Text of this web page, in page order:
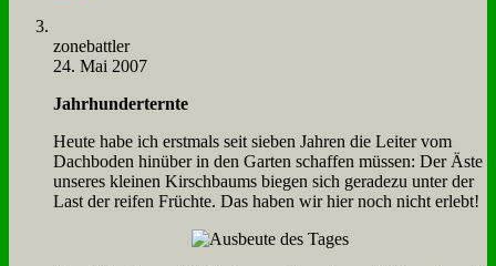
zone­batt­ler
24. Mai 2007
Jahr­hun­dert­ern­te
Heu­te ha­be ich erst­mals seit sie­ben Jah­ren die Lei­ter vom
Dach­bo­den hin­über in den Gar­ten schaf­fen müs­sen: Der Äste
un­se­res klei­nen Kirsch­baums bie­gen sich ge­ra­de­zu un­ter der
Last der rei­fen Früch­te. Das ha­ben wir hier noch nicht er­lebt!